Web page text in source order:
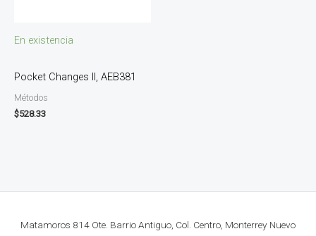
En existencia
Pocket Changes II, AEB381
Métodos
$528.33
Matamoros 814 Ote. Barrio Antiguo, Col. Centro, Monterrey Nuevo